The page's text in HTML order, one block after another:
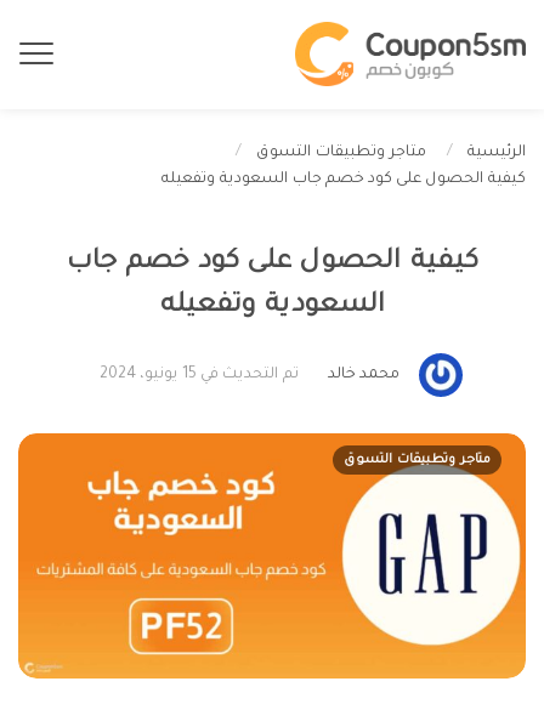
الرئيسية
متاجر وتطبيقات التسوق
كيفية الحصول على كود خصم جاب السعودية وتفعيله
كيفية الحصول على كود خصم جاب
السعودية وتفعيله
محمد خالد تم التحديث في 15 يونيو، 2024
متاجر وتطبيقات التسوق